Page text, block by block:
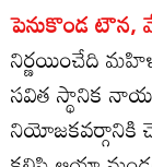
పెనుకొండ టౌన,
నిర్ణయించేది
సవిత స్థానిక
నియోజకవర్గానికి